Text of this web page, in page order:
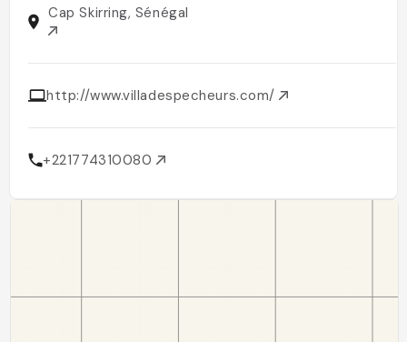
Cap Skirring, Sénégal
http://www.villadespecheurs.com/
+221774310080